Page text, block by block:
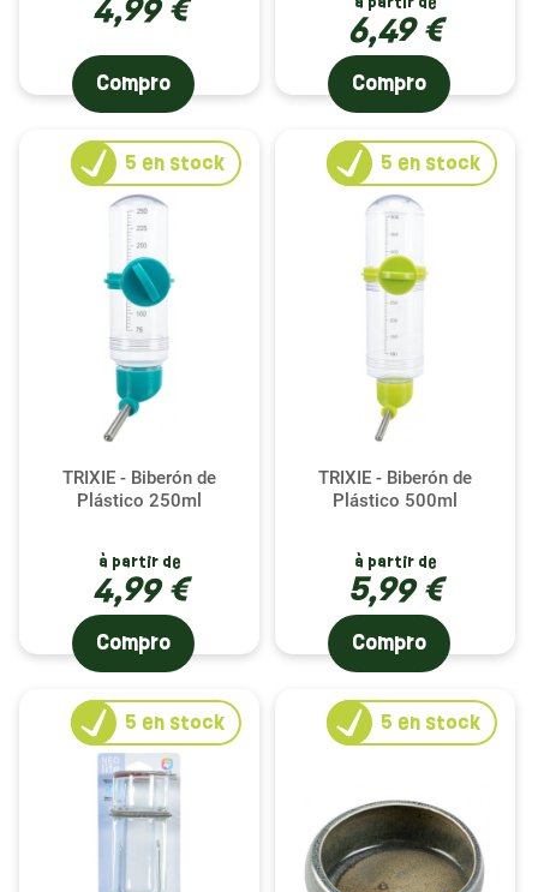
4,99 €
Compro
6,49 €
Compro
TRIXIE - Biberón de
Plástico 250ml
à partir de
4,99 €
5 en stock
Compro
TRIXIE - Biberón de
Plástico 500ml
à partir de
5,99 €
5 en stock
Compro
5 en stock 5 en stock